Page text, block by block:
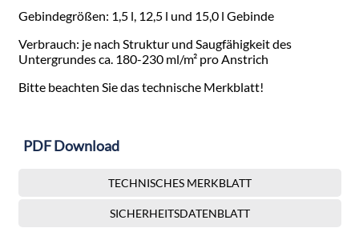
Gebindegrößen: 1,5 l, 12,5 l und 15,0 l Gebinde
Verbrauch: je nach Struktur und Saugfähigkeit des
Untergrundes ca. 180-230 ml/m² pro Anstrich
Bitte beachten Sie das technische Merkblatt!
PDF Download
TECHNISCHES MERKBLATT
SICHERHEITSDATENBLATT